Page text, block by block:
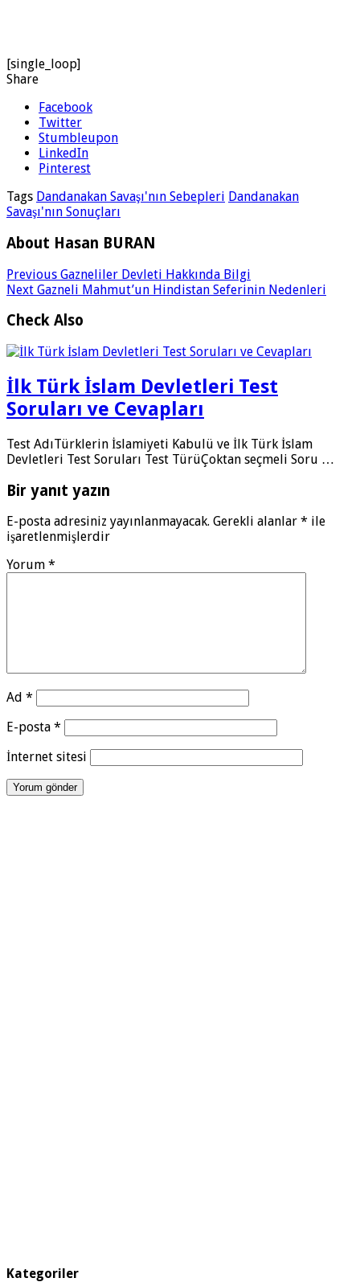
[single_loop]
Share
Facebook
Twitter
Stumbleupon
LinkedIn
Pinterest
Tags Dandanakan Savaşı'nın Sebepleri Dandanakan
Savaşı'nın Sonuçları
About Hasan BURAN
Previous Gazneliler Devleti Hakkında Bilgi
Next Gazneli Mahmut’un Hindistan Seferinin Nedenleri
Check Also
İlk Türk İslam Devletleri Test
Soruları ve Cevapları
Test AdıTürklerin İslamiyeti Kabulü ve İlk Türk İslam
Devletleri Test Soruları Test TürüÇoktan seçmeli Soru …
Bir yanıt yazın
E-posta adresiniz yayınlanmayacak. Gerekli alanlar * ile
işaretlenmişlerdir
Yorum *
Ad *
E-posta *
İnternet sitesi
Kategoriler